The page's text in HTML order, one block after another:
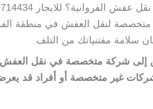
الفروانية؟ للايجار 00201030714434
متخصصة لنقل العفش في منطقة
سلامة مقتنياتك من التلف
إلى شركة متخصصة في نقل
شركات غير متخصصة أو أفراد قد